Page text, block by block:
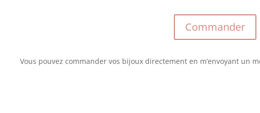
Commander
Vous pouvez commander vos bijoux directement en m’envoyant un